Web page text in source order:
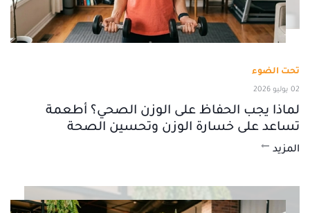
تحت الضوء
02 يوليو 2026
لماذا يجب الحفاظ على الوزن الصحي؟ أطعمة
تساعد على خسارة الوزن وتحسين الصحة
المزيد